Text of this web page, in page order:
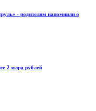
- родителям напомнили о
2 млрд рублей